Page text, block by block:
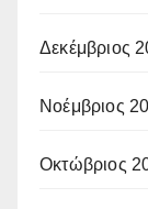
Δεκέμβριος
Νοέμβριος
Οκτώβριος